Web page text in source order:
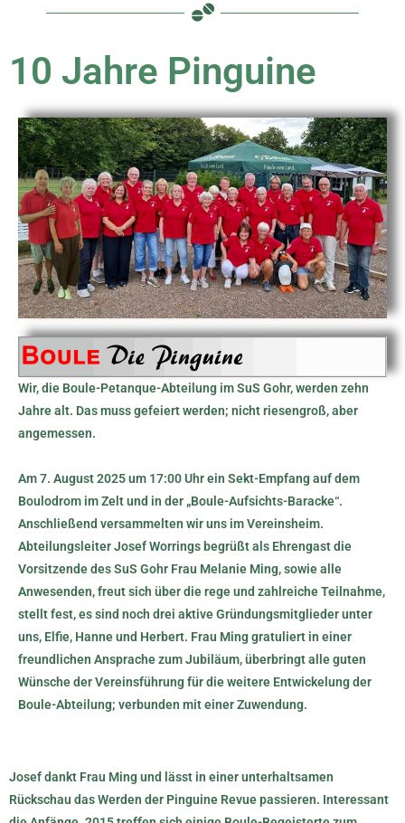
10 Jahre Pinguine
Wir, die Boule-Petanque-Abteilung im SuS Gohr, werden zehn
Jahre alt. Das muss gefeiert werden; nicht riesengroß, aber
angemessen.
Am 7. August 2025 um 17:00 Uhr ein Sekt-Empfang auf dem
Boulodrom im Zelt und in der „Boule-Aufsichts-Baracke“.
Anschließend versammelten wir uns im Vereinsheim.
AbteilungsleiterJosef Worrings begrüßt als Ehrengast die
Vorsitzende des SuS Gohr Frau Melanie Ming, sowie alle
Anwesenden, freut sich über die rege und zahlreiche Teilnahme,
stellt fest, es sind noch drei aktive Gründungsmitglieder unter
uns, Elfie, Hanne und Herbert. Frau Ming gratuliert in einer
freundlichen Ansprache zum Jubiläum, überbringt alle guten
Wünsche der Vereinsführung für die weitere Entwickelung der
Boule-Abteilung; verbunden mit einer Zuwendung.
Josef dankt Frau Ming und lässt in einer unterhaltsamen
Rückschau das Werden der Pinguine Revue passieren. Interessant